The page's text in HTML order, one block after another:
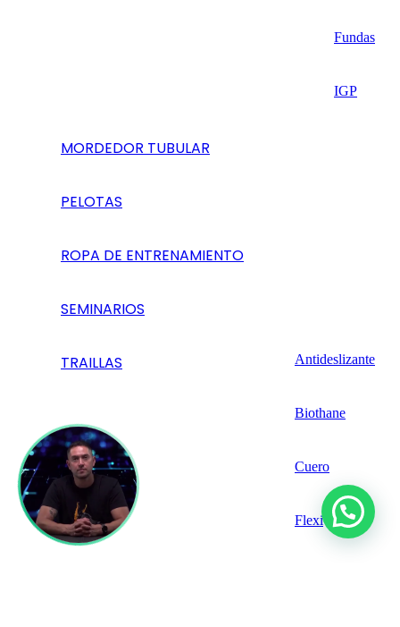
Fundas
IGP
MORDEDOR TUBULAR
PELOTAS
ROPA DE ENTRENAMIENTO
SEMINARIOS
TRAILLAS Antideslizante
Biothane
Cuero
Flexi